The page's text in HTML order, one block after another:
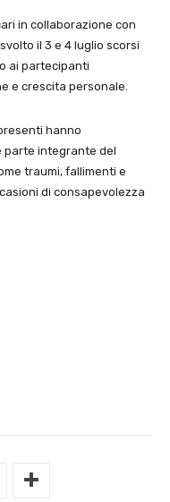
in collaborazione con
il 3 e 4 luglio scorsi
ai partecipanti
e crescita personale.
hanno
parte integrante del
traumi, fallimenti e
di consapevolezza